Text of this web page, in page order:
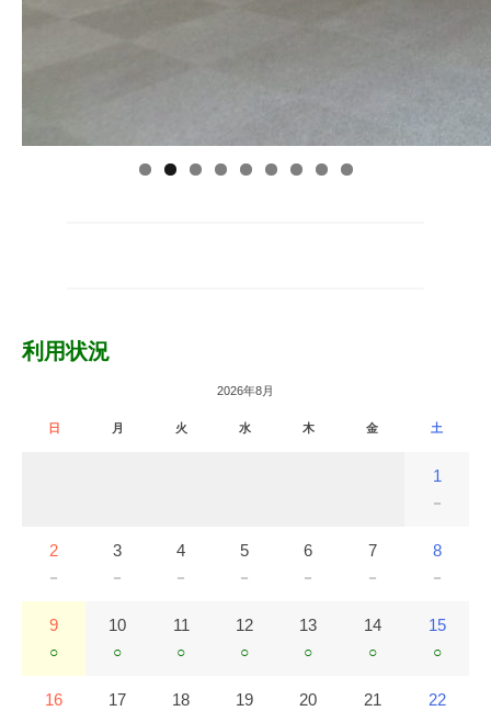
利用状況
2026年8月
日 月 火 水 木 金 土
1
－
2
－
3
－
4
－
5
－
6
－
7
－
8
－
9
○
10
○
11
○
12
○
13
○
14
○
15
○
16 17 18 19 20 21 22